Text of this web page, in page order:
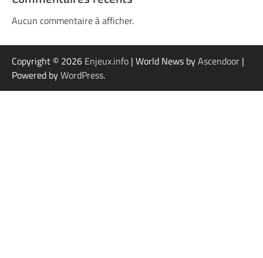
Aucun commentaire à afficher.
Copyright © 2026 Enjeux.info | World News byAscendoor |
Powered byWordPress.